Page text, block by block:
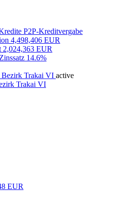
P2P-Kreditvergabe
4,498,406 EUR
2,024,363 EUR
14.6%
active
Trakai VI
EUR